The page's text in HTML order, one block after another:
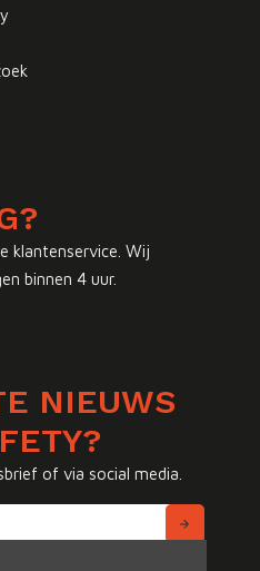
klantenservice. Wij
binnen 4 uur.
NIEUWS
of via social media.